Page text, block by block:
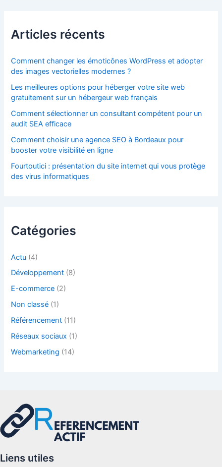
Articles récents
Comment changer les émoticônes WordPress et adopter
des images vectorielles modernes ?
Les meilleures options pour héberger votre site web
gratuitement sur un hébergeur web français
Comment sélectionner un consultant compétent pour un
audit SEA efficace
Comment choisir une agence SEO à Bordeaux pour
booster votre visibilité en ligne
Fourtoutici : présentation du site internet qui vous protège
des virus informatiques
Catégories
Actu (4)
Développement (8)
E-commerce (2)
Non classé (1)
Référencement (11)
Réseaux sociaux (1)
Webmarketing (14)
Liens utiles